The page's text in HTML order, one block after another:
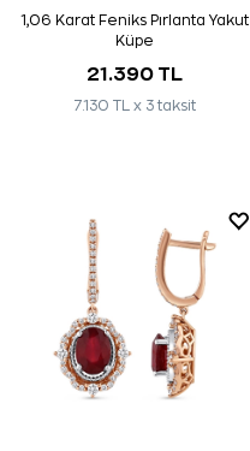
1,06 Karat Feniks Pırlanta Yakut
Küpe
21.390 TL
7.130 TL x 3 taksit